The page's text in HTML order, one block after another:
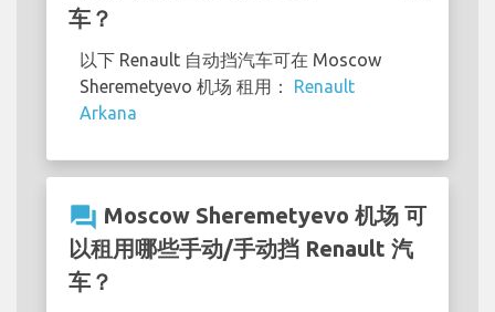
车？
以下 Renault 自动挡汽车可在 Moscow
Sheremetyevo 机场 租用： Renault
Arkana
question_answer Moscow Sheremetyevo 机场 可
以租用哪些手动/手动挡 Renault 汽
车？